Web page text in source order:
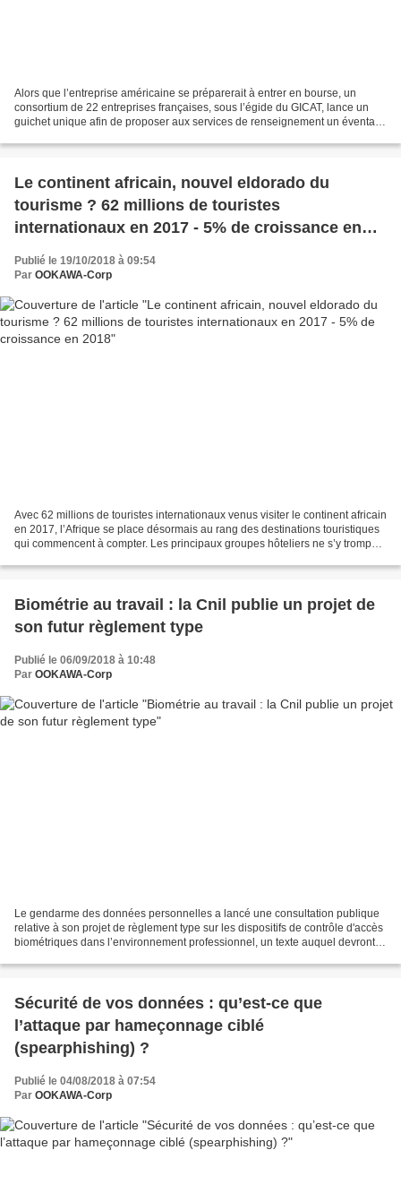
Alors que l’entreprise américaine se préparerait à entrer en bourse, un
consortium de 22 entreprises françaises, sous l’égide du GICAT, lance un
guichet unique afin de proposer aux services de renseignement un éventail
Le continent africain, nouvel eldorado du
tourisme ? 62 millions de touristes
internationaux en 2017 - 5% de croissance en
2018
Publié le 19/10/2018 à 09:54
Par OOKAWA-Corp
Avec 62 millions de touristes internationaux venus visiter le continent africain
en 2017, l’Afrique se place désormais au rang des destinations touristiques
qui commencent à compter. Les principaux groupes hôteliers ne s’y trompent
Biométrie au travail : la Cnil publie un projet de
son futur règlement type
Publié le 06/09/2018 à 10:48
Par OOKAWA-Corp
Le gendarme des données personnelles a lancé une consultation publique
relative à son projet de règlement type sur les dispositifs de contrôle d'accès
biométriques dans l’environnement professionnel, un texte auquel devront
Sécurité de vos données : qu’est-ce que
l’attaque par hameçonnage ciblé
(spearphishing) ?
Publié le 04/08/2018 à 07:54
Par OOKAWA-Corp